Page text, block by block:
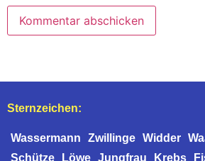
Sternzeichen:
Wassermann Zwillinge Widder
Schütze
Löwe Jungfrau Krebs